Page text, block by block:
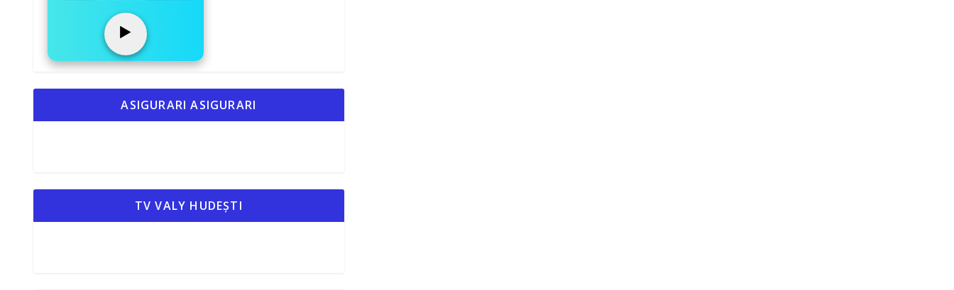
▶️
ASIGURARI ASIGURARI
TV VALY HUDEȘTI